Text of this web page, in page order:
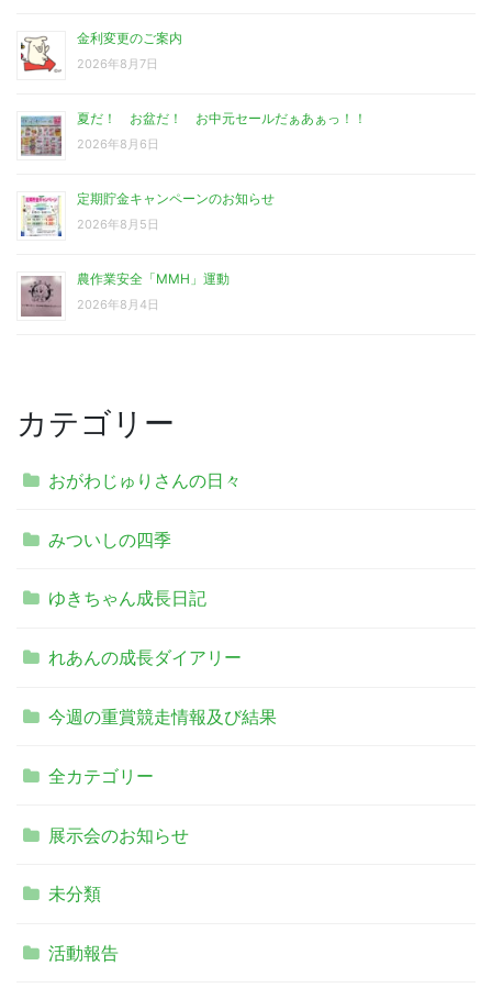
金利変更のご案内
2026年8月7日
夏だ！ お盆だ！ お中元セールだぁあぁっ！！
2026年8月6日
定期貯金キャンペーンのお知らせ
2026年8月5日
農作業安全「MMH」運動
2026年8月4日
カテゴリー
おがわじゅりさんの日々
みついしの四季
ゆきちゃん成長日記
れあんの成長ダイアリー
今週の重賞競走情報及び結果
全カテゴリー
展示会のお知らせ
未分類
活動報告